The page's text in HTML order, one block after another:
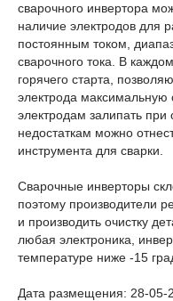
сварочного инвертора
наличие электродов для
постоянным током,
сварочного тока. В
горячего старта,
электрода максимальную
электродам залипать
недостаткам можно
инструмента для сварки.
Сварочные инверторы
поэтому производители
и производить очистку
любая электроника,
температуре ниже -15
Дата размещения: 28-05-